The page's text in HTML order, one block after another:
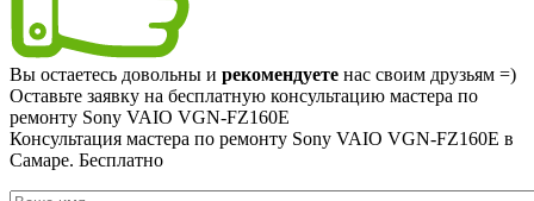
Вы остаетесь довольны и рекомендуете нас своим друзьям =)
Оставьте заявку на бесплатную консультацию мастера по
ремонту Sony VAIO VGN-FZ160E
Консультация мастера по ремонту Sony VAIO VGN-FZ160E в
Самаре. Бесплатно